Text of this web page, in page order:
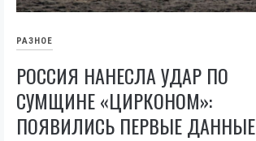
РАЗНОЕ
РОССИЯ НАНЕСЛА УДАР ПО
СУМЩИНЕ «ЦИРКОНОМ»:
ПОЯВИЛИСЬ ПЕРВЫЕ ДАННЫЕ